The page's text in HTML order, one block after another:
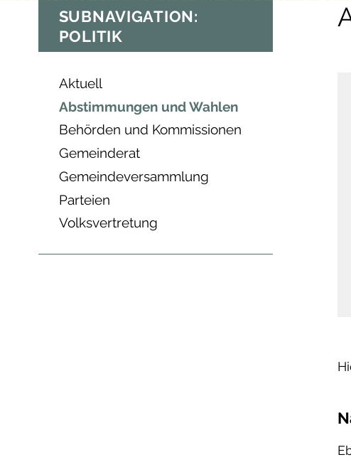
SUBNAVIGATION:
POLITIK
Aktuell
Abstimmungen und Wahlen
Behörden und Kommissionen
Gemeinderat
Gemeindeversammlung
Parteien
Volksvertretung